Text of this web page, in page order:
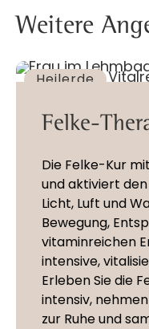
Weitere
Heilerde
Felke-
Die Felke-Kur
und aktiviert den
Licht, Luft und
Bewegung,
vitaminreichen
intensive,
Erleben Sie die
intensiv,
zur Ruhe und